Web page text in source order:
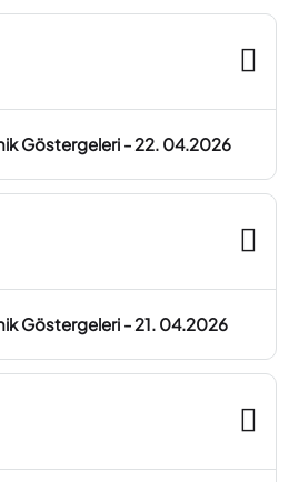
Göstergeleri - 22. 04.2026
Göstergeleri - 21. 04.2026